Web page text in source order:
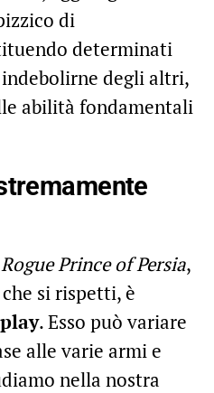
di
determinati
degli altri,
abilità fondamentali
Prince of Persia,
si rispetti, è
. Esso può variare
alle varie armi e
nella nostra